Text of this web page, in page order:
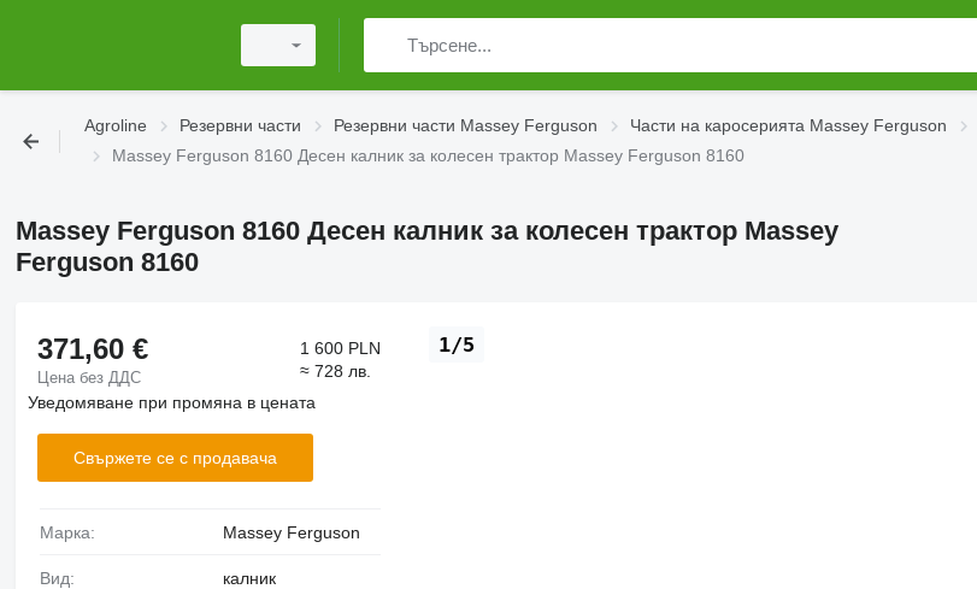
Agroline Резервни части Резервни части Massey Ferguson Части на каросерията Massey Ferguson
Massey Ferguson 8160 Десен калник за колесен трактор Massey Ferguson 8160
Massey Ferguson 8160 Десен калник за колесен трактор Massey
Ferguson 8160
1/5
371,60 €
Цена без ДДС
1 600 PLN
≈ 728 лв.
Уведомяване при промяна в цената
Свържете се с продавача
Марка: Massey Ferguson
Вид: калник